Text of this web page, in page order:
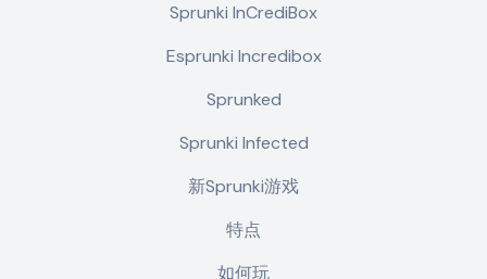
Sprunki InCrediBox
Esprunki Incredibox
Sprunked
Sprunki Infected
新Sprunki游戏
特点
如何玩